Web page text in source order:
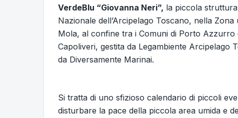
VerdeBlu “Giovanna Neri”, la piccola
Nazionale dell’Arcipelago Toscano, nella Zona
Mola, al confine tra i Comuni di Porto Azzurro
Capoliveri, gestita da Legambiente Arcipelago
da Diversamente Marinai.
Si tratta di uno sfizioso calendario di piccoli
disturbare la pace della piccola area umida e